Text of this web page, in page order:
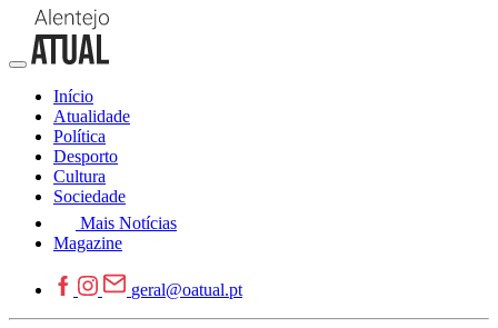
Início
Atualidade
Política
Desporto
Cultura
Sociedade
Mais Notícias
Magazine
geral@oatual.pt